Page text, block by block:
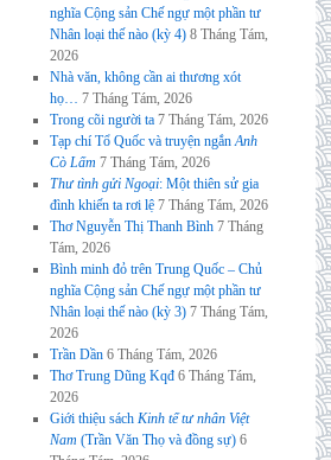
nghĩa Cộng sản Chế ngự một phần tư
Nhân loại thế nào (kỳ 4) 8 Tháng Tám,
2026
Nhà văn, không cần ai thương xót
họ… 7 Tháng Tám, 2026
Trong cõi người ta 7 Tháng Tám, 2026
Tạp chí Tổ Quốc và truyện ngắnAnh
Cò Lấm 7 Tháng Tám, 2026
Thư tình gửi Ngoại: Một thiên sử gia
đình khiến ta rơi lệ 7 Tháng Tám, 2026
Thơ Nguyễn Thị Thanh Bình 7 Tháng
Tám, 2026
Bình minh đỏ trên Trung Quốc – Chủ
nghĩa Cộng sản Chế ngự một phần tư
Nhân loại thế nào (kỳ 3) 7 Tháng Tám,
2026
Trần Dần 6 Tháng Tám, 2026
Thơ Trung Dũng Kqđ 6 Tháng Tám,
2026
Giới thiệu sách Kinh tế tư nhân Việt
Nam (Trần Văn Thọ và đồng sự) 6